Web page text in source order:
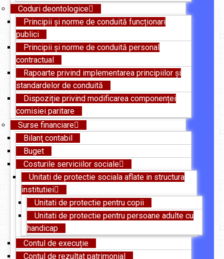
Coduri deontologice
Principii și norme de conduită funcționari
publici
Principii și norme de conduită personal
contractual
Rapoarte privind implementarea principiilor și
standardelor de conduită
Dispoziție privind modificarea componenței
comisiei paritare
Surse financiare
Bilanţ contabil
Buget
Costurile serviciilor sociale
Unitati de protectie sociala aflate in structura
institutiei
Unitati de protectie pentru copii
Unitati de protectie pentru persoane adulte cu
handicap
Contul de execuție
Contul de rezultat patrimonial